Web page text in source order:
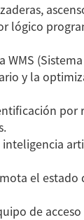
y la
el
de